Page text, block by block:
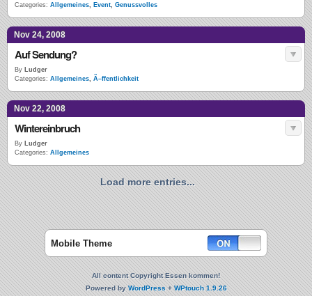
Categories: Allgemeines, Event, Genussvolles
Nov 24, 2008
Auf Sendung?
By Ludger
Categories: Allgemeines, Ã–ffentlichkeit
Nov 22, 2008
Wintereinbruch
By Ludger
Categories: Allgemeines
Load more entries...
Mobile Theme
All content Copyright Essen kommen!
Powered byWordPress+WPtouch 1.9.26